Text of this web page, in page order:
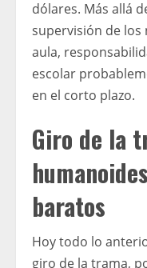
dólares. Más allá
supervisión de los
aula,
escolar
en el corto plazo.
Giro de la
baratos
Hoy todo lo
giro de la trama,